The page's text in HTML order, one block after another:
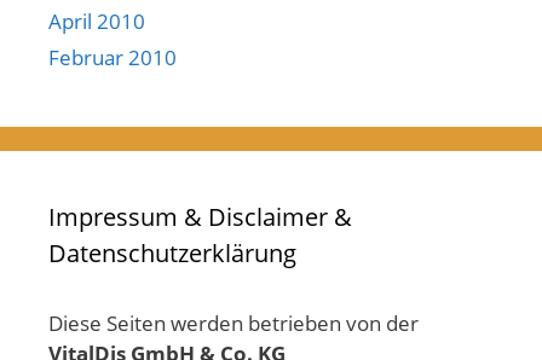
April 2010
Februar 2010
Impressum & Disclaimer &
Datenschutzerklärung
Diese Seiten werden betrieben von der
VitalDis GmbH & Co. KG